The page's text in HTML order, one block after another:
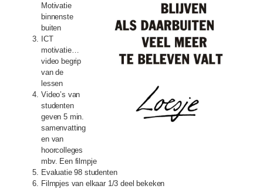
Motivatie
binnenste
buiten
ICT
motivatie…
video begrip
van de
lessen
Video’s van
studenten
geven 5 min.
samenvatting
en van
hoorcolleges
mbv. Een filmpje
Evaluatie 98 studenten
Filmpjes van elkaar 1/3 deel bekeken